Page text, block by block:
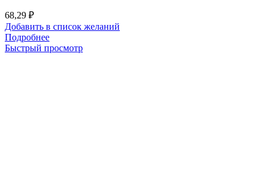
68,29 ₽
Добавить в список желаний
Подробнее
Быстрый просмотр